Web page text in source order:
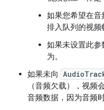
如果您希望在
排入队列的视
如果未设置此
为。
如果未向
（音频欠载），视频
音频数据，因为音频